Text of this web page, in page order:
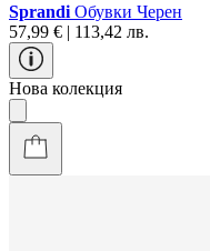
Sprandi Обувки Черен
57,99 € | 113,42 лв.
Нова колекция